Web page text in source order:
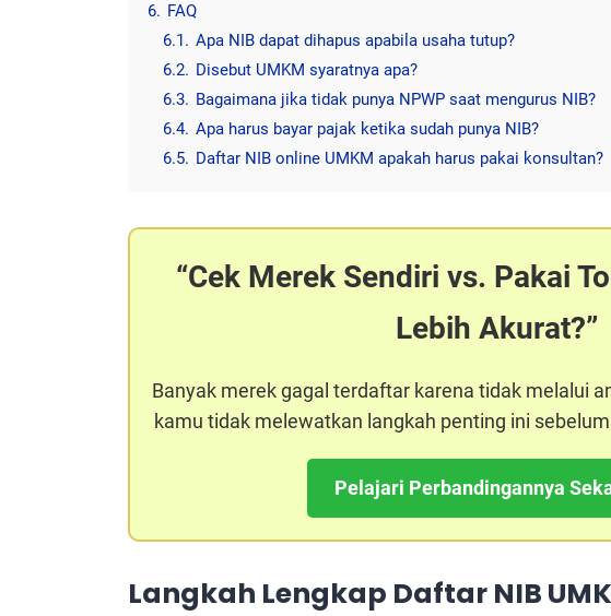
6. FAQ
6.1. Apa NIB dapat dihapus apabila usaha tutup?
6.2. Disebut UMKM syaratnya apa?
6.3. Bagaimana jika tidak punya NPWP saat mengurus NIB?
6.4. Apa harus bayar pajak ketika sudah punya NIB?
6.5. Daftar NIB online UMKM apakah harus pakai konsultan?
Cek Merek Sendiri vs. Pakai
Lebih Akurat?
Banyak merek gagal terdaftar karena tidak melalui
kamu tidak melewatkan langkah penting ini
Pelajari Perbandingannya
Langkah Lengkap Daftar NIB